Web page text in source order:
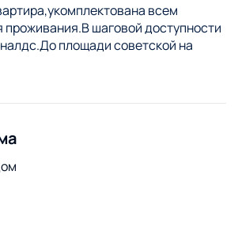
всем
шаговой доступности
площади советской на
основные мероприятия города
всех
по стоимости уточнять по